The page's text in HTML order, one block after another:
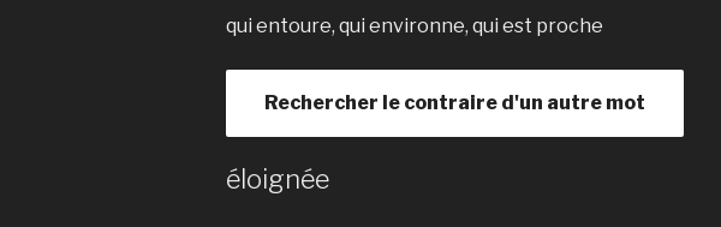
qui entoure, qui environne, qui est proche
Rechercher le contraire d'un autre mot
éloignée